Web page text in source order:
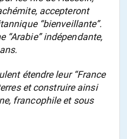
accepteront
“bienveillante”.
“Arabie” indépendante,
étendre leur “France
et construire ainsi
francophile et sous